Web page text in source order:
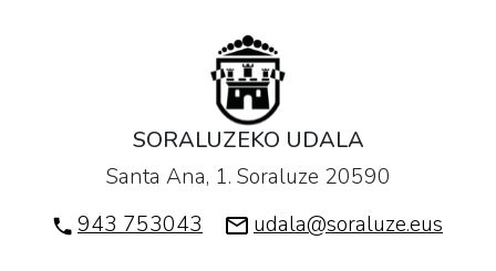
SORALUZEKO UDALA
Santa Ana, 1. Soraluze 20590
943 753043
udala@soraluze.eus